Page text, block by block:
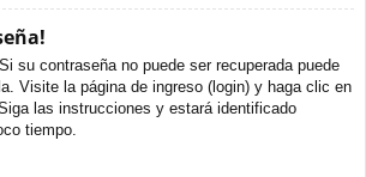
su contraseña no puede ser recuperada puede
Visite la página de ingreso (login) y haga clic en
Siga las instrucciones y estará identificado
tiempo.